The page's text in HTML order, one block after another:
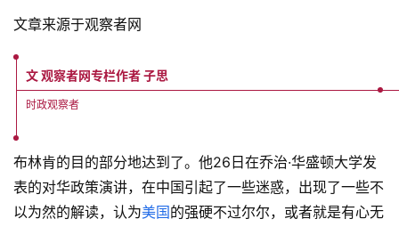
文章来源于观察者网
文 观察者网专栏作者 子思
时政观察者
布林肯的目的部分地达到了。他26日在乔治·华盛顿大学发
表的对华政策演讲，在中国引起了一些迷惑，出现了一些不
以为然的解读，认为美国的强硬不过尔尔，或者就是有心无